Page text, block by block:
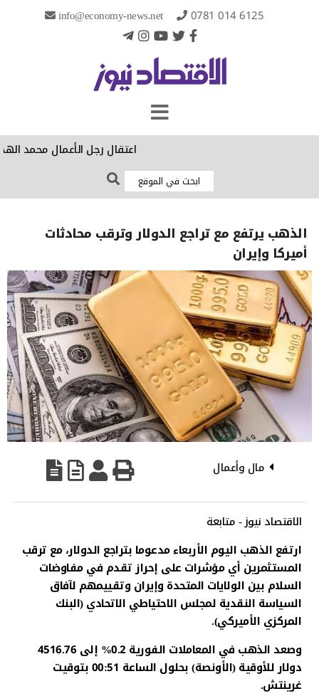
info@economy-news.net 0781 014 6125
‏اعتقال رجل الأعمال محمد
الذهب يرتفع مع تراجع الدولار وترقب محادثات
أميركا وإيران
مال وأعمال
الاقتصاد نيوز - متابعة
ارتفع الذهب اليوم الأربعاء مدعوما بتراجع الدولار، مع ترقب
المستثمرين أي مؤشرات على إحراز تقدم في مفاوضات
السلام بين الولايات المتحدة وإيران وتقييمهم لآفاق
السياسة النقدية لمجلس الاحتياطي الاتحادي (البنك
المركزي الأميركي).
وصعد الذهب في المعاملات الفورية 0.2% إلى 4516.76
دولار للأوقية (الأونصة) بحلول الساعة 00:51 بتوقيت
غرينتش.